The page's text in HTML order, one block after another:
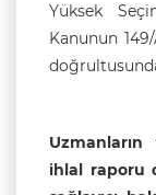
Yüksek
Kanunun
ihlal raporu